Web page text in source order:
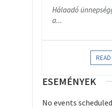
Hálaadó
a...
ESEMÉNYEK
No events